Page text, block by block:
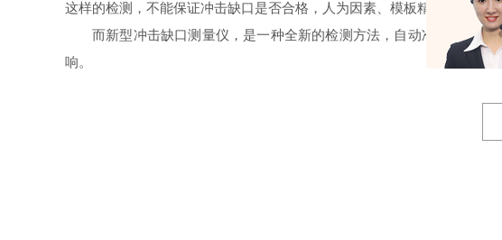
这样的检测，不能保证冲击缺口是否合格，人为因素、模板精度等等，都
而新型冲击缺口测量仪，是一种全新的检测方法，自动准确的将
响。